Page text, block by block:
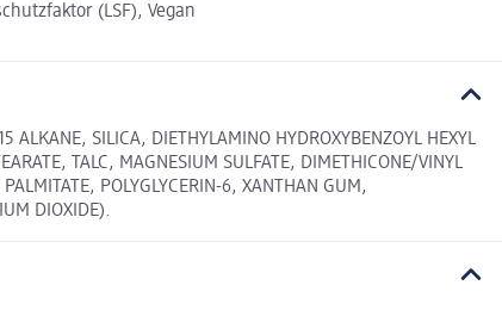
(LSF), Vegan
ALKANE, SILICA, DIETHYLAMINO HYDROXYBENZOYL HEXYL
TALC, MAGNESIUM SULFATE, DIMETHICONE/VINYL
POLYGLYCERIN-6, XANTHAN GUM,
DIOXIDE).